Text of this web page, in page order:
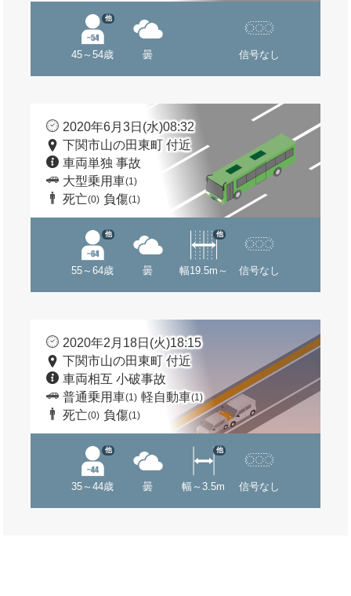
45～54歳
他
曇 信号なし
2020年6月3日(水)08:32
下関市山の田東町 付近
車両単独 事故
大型乗用車(1)
死亡(0) 負傷(1)
55～64歳
他
曇 幅19.5m～
他
信号なし
2020年2月18日(火)18:15
下関市山の田東町 付近
車両相互 小破事故
普通乗用車(1) 軽自動車(1)
死亡(0) 負傷(1)
35～44歳
他
曇 幅～3.5m
他
信号なし